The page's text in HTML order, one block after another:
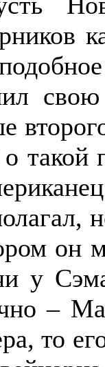
такой
он
у
–
то